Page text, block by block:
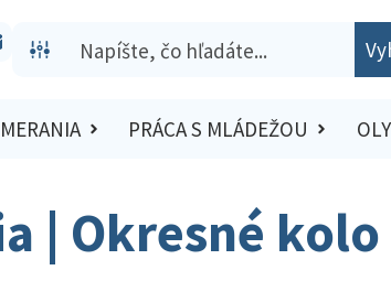
MERANIA PRÁCA S MLÁDEŽOU
| Okresné kolo